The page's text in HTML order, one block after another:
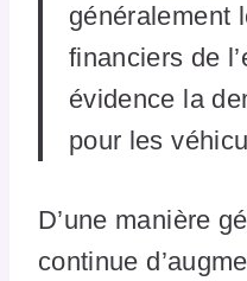
généralement
financiers de
évidence la
pour les
D’une manière
continue